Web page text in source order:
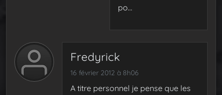
po…
Fredyrick
16 février 2012 à 8h06
A titre personnel je pense que les